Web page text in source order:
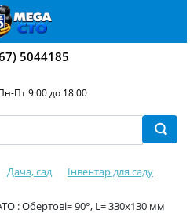
5044185
Пт 9:00 до 18:00
Дача, сад
Інвентар для саду
: Обертові= 90°, L= 330x130 мм